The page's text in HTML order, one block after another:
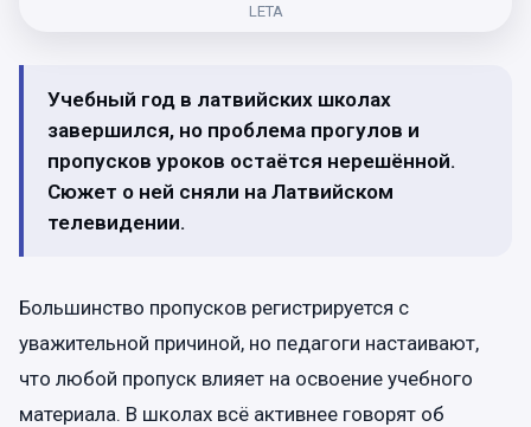
LETA
Учебный год в латвийских школах
завершился, но проблема прогулов и
пропусков уроков остаётся нерешённой.
Сюжет о ней сняли на Латвийском
телевидении.
Большинство пропусков регистрируется с
уважительной причиной, но педагоги настаивают,
что любой пропуск влияет на освоение учебного
материала. В школах всё активнее говорят об